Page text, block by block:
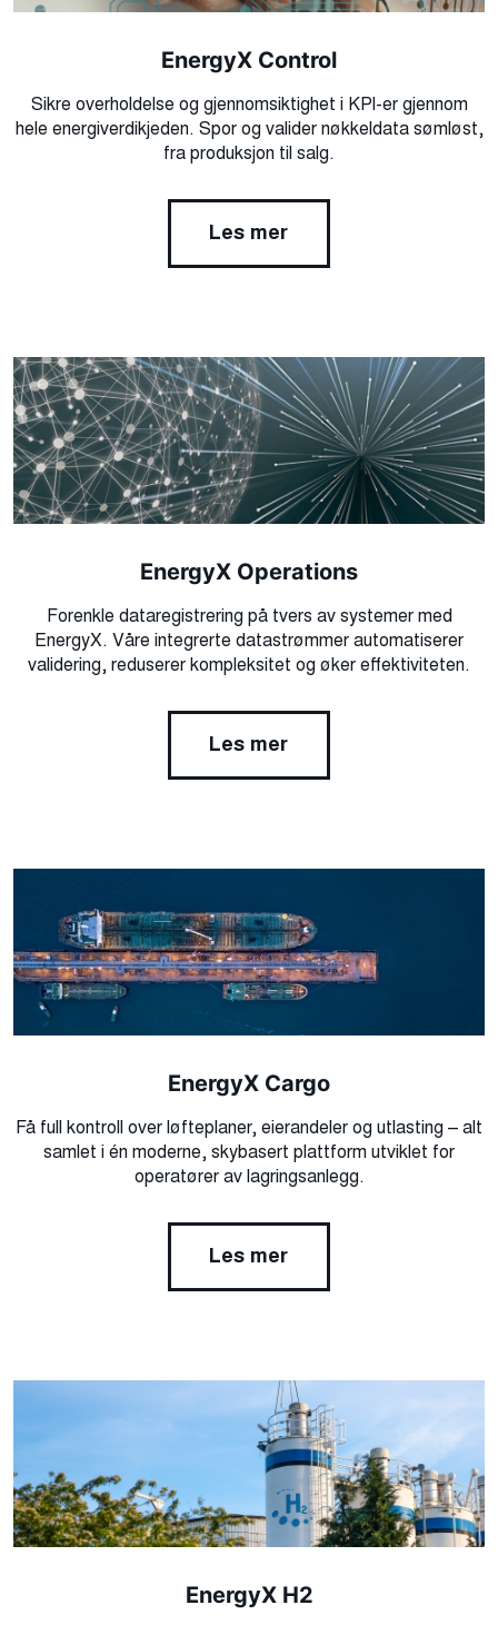
EnergyX Control
Sikre overholdelse og gjennomsiktighet i KPI-er gjennom
hele energiverdikjeden. Spor og valider nøkkeldata sømløst,
fra produksjon til salg.
Les mer
EnergyX Operations
Forenkle dataregistrering på tvers av systemer med
EnergyX. Våre integrerte datastrømmer automatiserer
validering, reduserer kompleksitet og øker effektiviteten.
Les mer
EnergyX Cargo​
Få full kontroll over løfteplaner, eierandeler og utlasting – alt
samlet i én moderne, skybasert plattform utviklet for
operatører av lagringsanlegg.​
Les mer
EnergyX H2​